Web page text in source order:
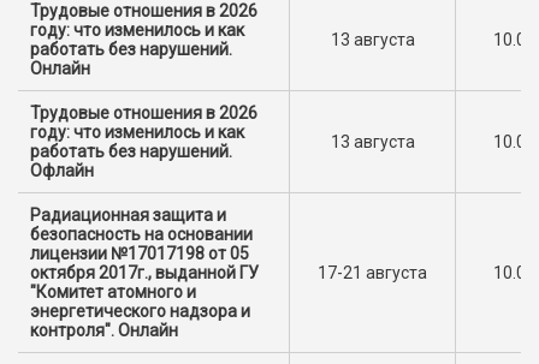
Трудовые отношения в 2026
году: что изменилось и как
работать без нарушений.
Онлайн
13 августа
Трудовые отношения в 2026
году: что изменилось и как
работать без нарушений.
Офлайн
13 августа
Радиационная защита и
безопасность на основании
лицензии №17017198 от 05
октября 2017г., выданной ГУ
"Комитет атомного и
энергетического надзора и
контроля". Онлайн
17-21 августа